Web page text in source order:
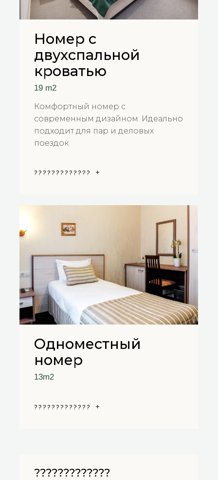
Номер с
двухспальной
кроватью
19 m2
Комфортный номер с
современным дизайном. Идеально
подходит для пар и деловых
поездок
?????????????
Одноместный
номер
13m2
?????????????
?????????????